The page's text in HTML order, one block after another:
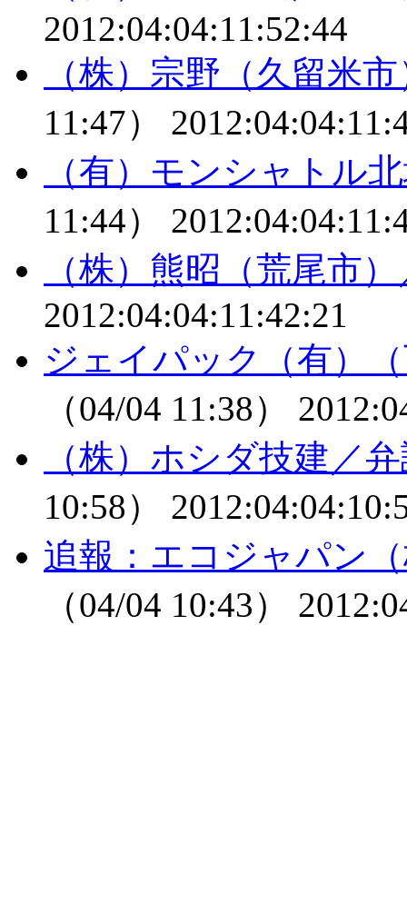
2012:04:04:11:52:44
（株）宗野（久留米
11:47）
（有）モンシャトル
11:44）
（株）熊昭（荒尾市
2012:04:04:11:42:21
ジェイパック（有）
（04/04 11:38）
（株）ホシダ技建／
10:58）
追報：エコジャパン
（04/04 10:43）